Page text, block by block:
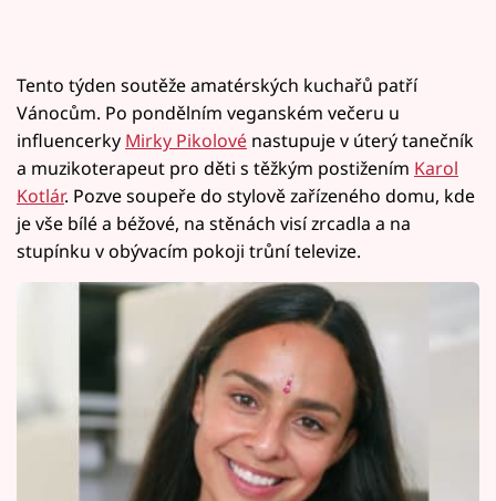
Tento týden soutěže amatérských kuchařů patří
Vánocům. Po pondělním veganském večeru u
influencerky Mirky Pikolové nastupuje v úterý tanečník
a muzikoterapeut pro děti s těžkým postižením Karol
Kotlár. Pozve soupeře do stylově zařízeného domu, kde
je vše bílé a béžové, na stěnách visí zrcadla a na
stupínku v obývacím pokoji trůní televize.